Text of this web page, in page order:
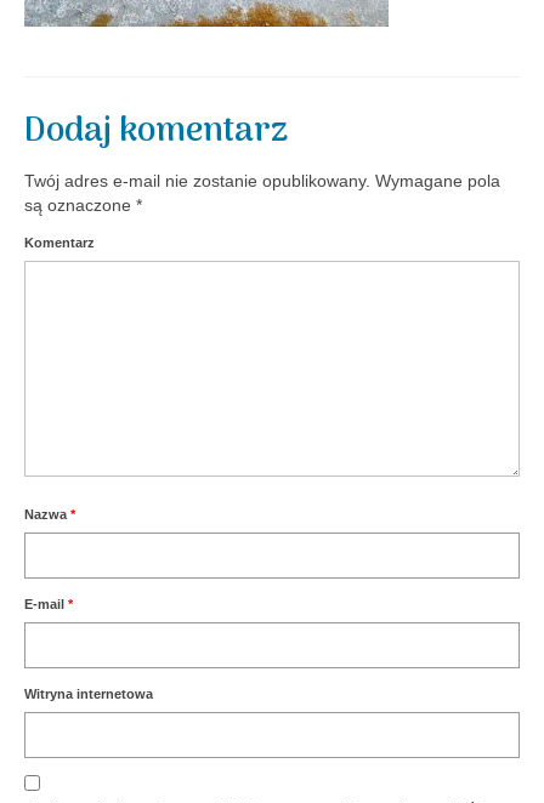
Dodaj komentarz
Twój adres e-mail nie zostanie opublikowany. Wymagane pola
są oznaczone *
Komentarz
Nazwa *
E-mail *
Witryna internetowa